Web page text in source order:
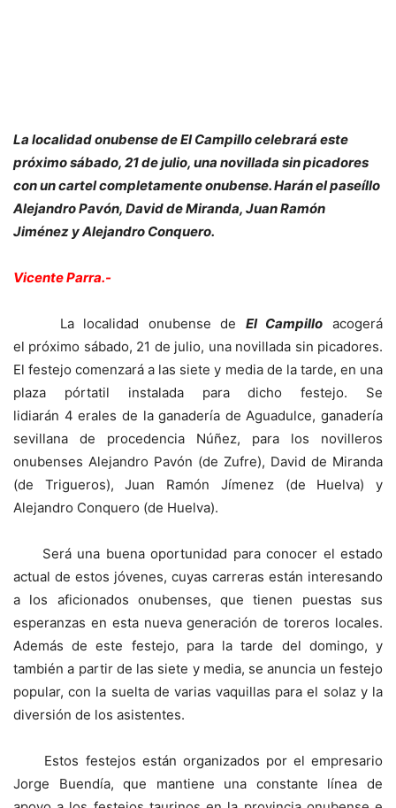
La localidad onubense de El Campillo celebrará este
próximo sábado, 21 de julio, una novillada sin picadores
con un cartel completamente onubense. Harán el paseíllo
Alejandro Pavón, David de Miranda, Juan Ramón
Jiménez y Alejandro Conquero.
Vicente Parra.-
La localidad onubense de El Campillo acogerá
el próximo sábado, 21 de julio, una novillada sin picadores.
El festejo comenzará a las siete y media de la tarde, en una
plaza pórtatil instalada para dicho festejo. Se
lidiarán 4 erales de la ganadería de Aguadulce, ganadería
sevillana de procedencia Núñez, para los novilleros
onubenses Alejandro Pavón (de Zufre), David de Miranda
(de Trigueros), Juan Ramón Jímenez (de Huelva) y
Alejandro Conquero (de Huelva).
Será una buena oportunidad para conocer el estado
actual de estos jóvenes, cuyas carreras están interesando
a los aficionados onubenses, que tienen puestas sus
esperanzas en esta nueva generación de toreros locales.
Además de este festejo, para la tarde del domingo, y
también a partir de las siete y media, se anuncia un festejo
popular, con la suelta de varias vaquillas para el solaz y la
diversión de los asistentes.
Estos festejos están organizados por el empresario
Jorge Buendía, que mantiene una constante línea de